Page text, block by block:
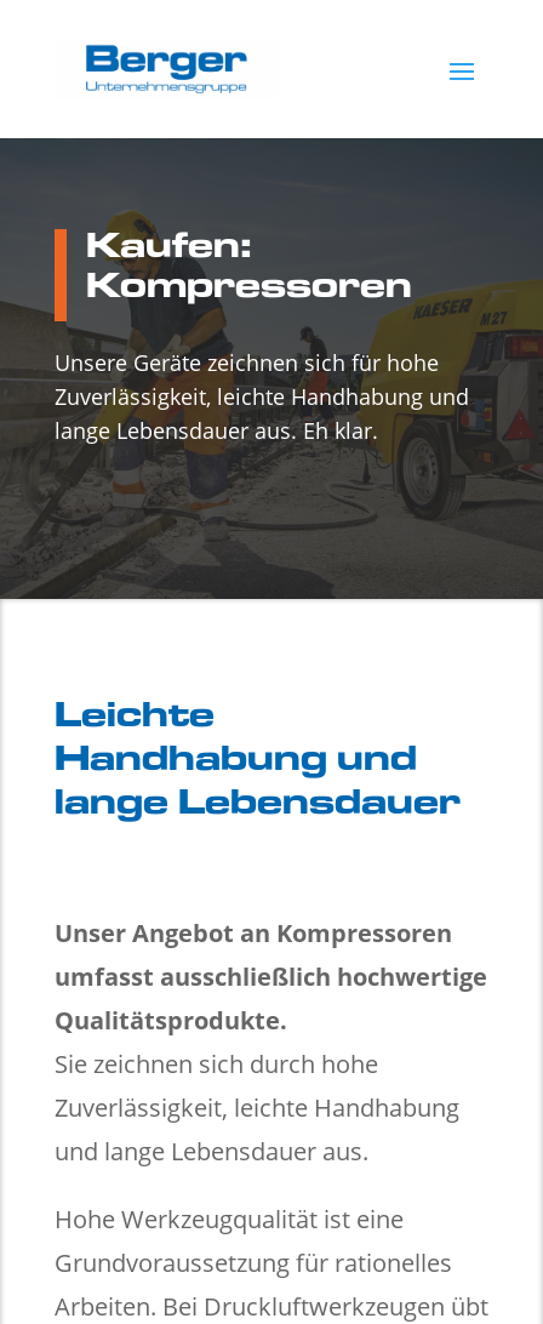
Kaufen:
Kompressoren
Unsere Geräte zeichnen sich für hohe
Zuverlässigkeit, leichte Handhabung und
lange Lebensdauer aus. Eh klar.
Leichte
Handhabung und
lange Lebensdauer
Unser Angebot an Kompressoren
umfasst ausschließlich hochwertige
Qualitätsprodukte.
Sie zeichnen sich durch hohe
Zuverlässigkeit, leichte Handhabung
und lange Lebensdauer aus.
Hohe Werkzeugqualität ist eine
Grundvoraussetzung für rationelles
Arbeiten. Bei Druckluftwerkzeugen übt